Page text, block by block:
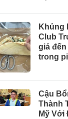
Khủng
Club
giả
trong
Cậu
Thành
Mỹ Với